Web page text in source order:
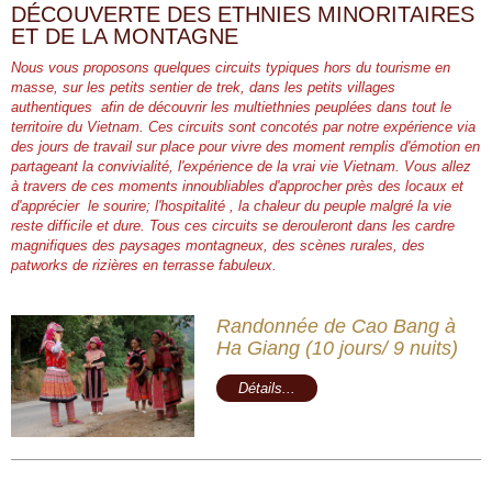
DÉCOUVERTE DES ETHNIES MINORITAIRES
ET DE LA MONTAGNE
Nous vous proposons quelques circuits typiques hors du tourisme en
masse, sur les petits sentier de trek, dans les petits villages
authentiques afin de découvrir les multiethnies peuplées dans tout le
territoire du Vietnam. Ces circuits sont concotés par notre expérience via
des jours de travail sur place pour vivre des moment remplis d'émotion en
partageant la convivialité, l'expérience de la vrai vie Vietnam. Vous allez
à travers de ces moments innoubliables d'approcher près des locaux et
d'apprécier le sourire; l'hospitalité , la chaleur du peuple malgré la vie
reste difficile et dure. Tous ces circuits se derouleront dans les cardre
magnifiques des paysages montagneux, des scènes rurales, des
patworks de rizières en terrasse fabuleux.
Randonnée de Cao Bang à
Ha Giang (10 jours/ 9 nuits)
Détails...